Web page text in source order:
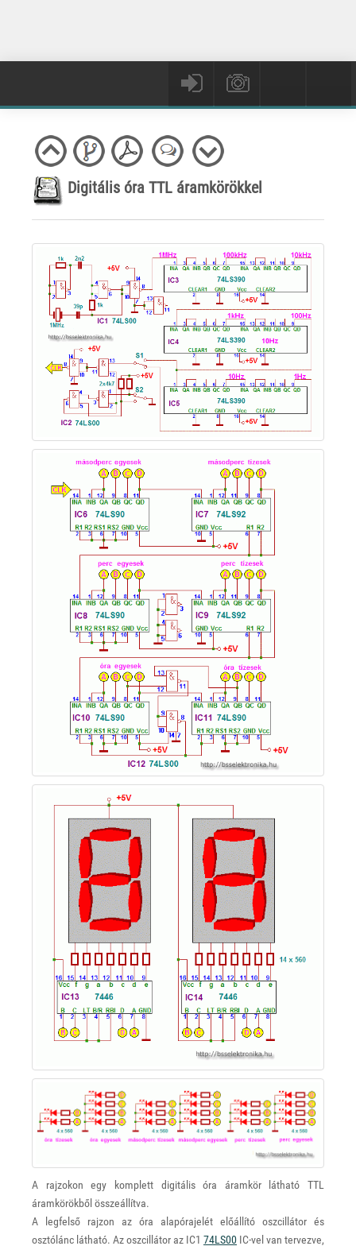
Digitális óra TTL áramkörökkel
A rajzokon egy komplett digitális óra áramkör látható TTL
áramkörökből összeállítva.
A legfelső rajzon az óra alapórajelét előállító oszcillátor és
osztólánc látható. Az oszcillátor az IC1 74LS00 IC-vel van tervezve,